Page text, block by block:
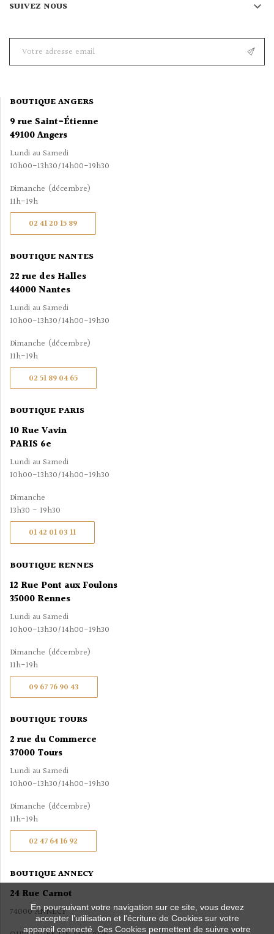
SUIVEZ NOUS 
BOUTIQUE ANGERS
9 rue Saint-Étienne
49100 Angers
Lundi au Samedi
10h00-13h30/14h00-19h30
Dimanche (décembre)
11h-19h
02 41 20 15 89
BOUTIQUE NANTES
22 rue des Halles
44000 Nantes
Lundi au Samedi
10h00-13h30/14h00-19h30
Dimanche (décembre)
11h-19h
02 51 89 04 65
BOUTIQUE PARIS
10 Rue Vavin
PARIS 6e
Lundi au Samedi
10h00-13h30/14h00-19h30
Dimanche
13h30 - 19h30
01 42 01 03 11
BOUTIQUE RENNES
12 Rue Pont aux Foulons
35000 Rennes
Lundi au Samedi
10h00-13h30/14h00-19h30
Dimanche (décembre)
11h-19h
09 67 76 90 43
BOUTIQUE TOURS
2 rue du Commerce
37000 Tours
Lundi au Samedi
10h00-13h30/14h00-19h30
Dimanche (décembre)
11h-19h
02 47 64 16 92
BOUTIQUE ANNECY
24 Rue Carnot
74000 ANNECY
En poursuivant votre navigation sur ce site, vous devez
accepter l’utilisation et l'écriture de Cookies sur votre
appareil connecté. Ces Cookies permettent de suivre votre